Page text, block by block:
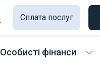
Сплата послуг
Особисті фінанси